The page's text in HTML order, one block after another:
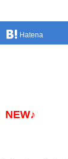
Hatena
NEW♪